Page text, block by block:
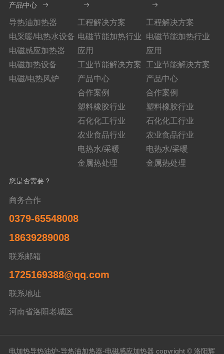
产品中心
导热油加热器
电采暖/电热水设备
电磁感应加热器
电磁加热设备
电磁/电热风炉
工程解决方案
电磁节能加热行业
应用
工业节能解决方案
产品中心
合作案例
塑料橡胶行业
石化化工行业
农业食品行业
电热水/采暖
金属热处理
工程解决方案
电磁节能加热行业
应用
工业节能解决方案
产品中心
合作案例
塑料橡胶行业
石化化工行业
农业食品行业
电热水/采暖
金属热处理
您是否需要？
商务合作
0379-65548008
18639289008
联系邮箱
1725169388@qq.com
联系地址
河南省洛阳老城区
电加热导热油炉-导热油加热器-电磁感应加热器 copyright © 洛阳辉